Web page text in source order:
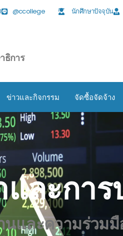
@ccollege นักศึกษาปัจจุบัน
ธิการ
ข่าวและกิจกรรม จัดซื้อจัดจ้าง
ละกา
นและความร่วมมื